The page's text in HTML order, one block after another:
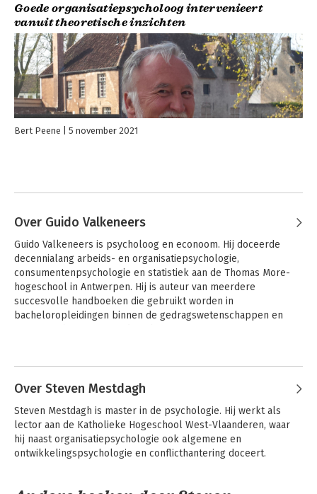
Goede organisatiepsycholoog intervenieert
vanuit theoretische inzichten
Bert Peene 5 november 2021
Over Guido Valkeneers
Guido Valkeneers is psycholoog en econoom. Hij doceerde
decennialang arbeids- en organisatiepsychologie,
consumentenpsychologie en statistiek aan de Thomas More-
hogeschool in Antwerpen. Hij is auteur van meerdere
succesvolle handboeken die gebruikt worden in
bacheloropleidingen binnen de gedragswetenschappen en
Over Steven Mestdagh
Steven Mestdagh is master in de psychologie. Hij werkt als
lector aan de Katholieke Hogeschool West-Vlaanderen, waar
hij naast organisatiepsychologie ook algemene en
ontwikkelingspsychologie en conflicthantering doceert.